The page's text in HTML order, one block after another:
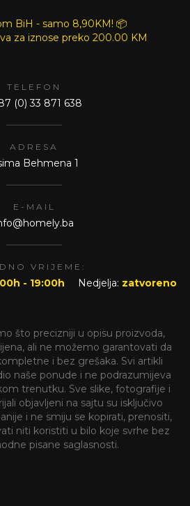
BiH - samo 8,90KM! 📦
za iznose preko 200.00 KM
TELEFON
(0) 33 871 638
ADRESA
Behmena 1
E-MAIL
VRIJEME:
- 19:00h Nedjelja: zatvoreno
što precizniji u opisu proizvoda,
ali ne možemo garantovati da
i bez grešaka. Svi artikli
naše ponude i ne podrazumijeva
trenutku. Sve slike, fotografije i
objavljeni na sajtu su isključivo
i ne smiju se kopirati, prenositi,
niti koristiti u bilo koje svrhe bez
pisane saglasnosti.